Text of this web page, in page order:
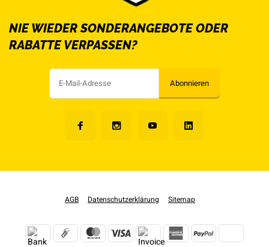
NIE WIEDER SONDERANGEBOTE ODER
RABATTE VERPASSEN?
Abonnieren
AGB Datenschutzerklärung Sitemap